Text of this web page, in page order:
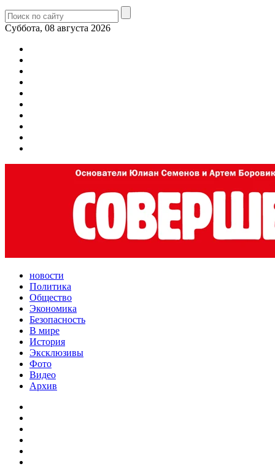
Суббота, 08 августа 2026
новости
Политика
Общество
Экономика
Безопасность
В мире
История
Эксклюзивы
Фото
Видео
Архив